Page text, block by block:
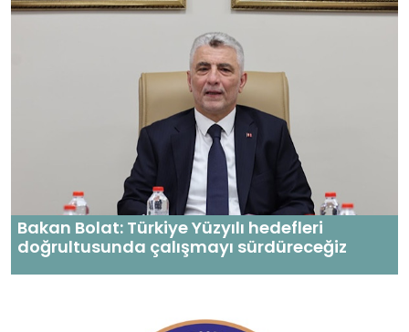
Bakan Bolat: Türkiye Yüzyılı hedefleri
doğrultusunda çalışmayı sürdüreceğiz